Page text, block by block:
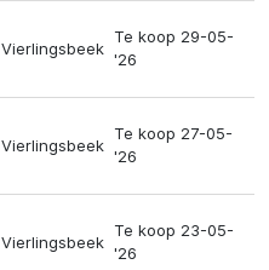
Vierlingsbeek
Te koop 29-05-
'26
Vierlingsbeek
Te koop 27-05-
'26
Vierlingsbeek
Te koop 23-05-
'26